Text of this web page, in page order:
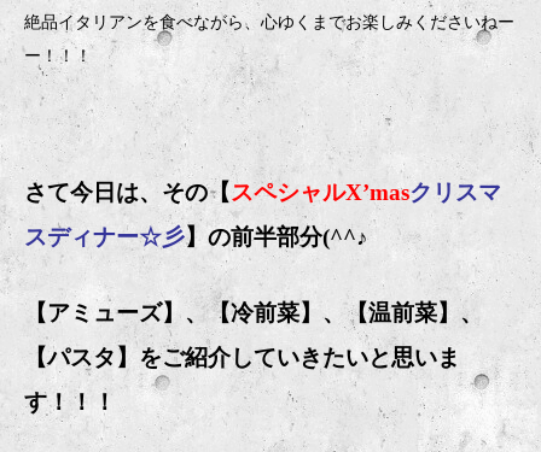
絶品イタリアンを食べながら、心ゆくまでお楽しみくださいねー
ー！！！
さて今日は、その【スペシャルX’masクリスマ
スディナー☆彡】の前半部分(^^♪
【アミューズ】、【冷前菜】、【温前菜】、
【パスタ】をご紹介していきたいと思いま
す！！！